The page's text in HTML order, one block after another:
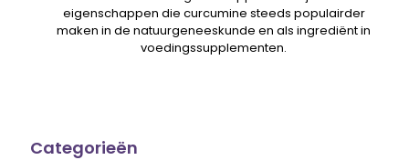
eigenschappen die curcumine steeds populairder
maken in de natuurgeneeskunde en als ingrediënt in
voedingssupplementen.
Categorieën